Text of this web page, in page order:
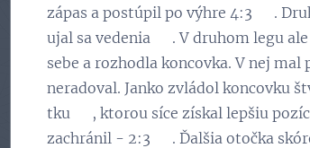
zápas a postúpil po výhre 4:3 😉.
ujal sa vedenia 😉. V druhom legu
sebe a rozhodla koncovka. V nej
neradoval. Janko zvládol koncovku
tku 👏, ktorou síce získal lepšiu
zachránil - 2:3 💪. Ďalšia otočka